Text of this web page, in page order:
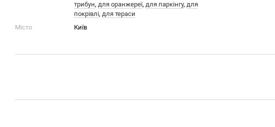
трибун, для оранжереї, для паркінгу, для
покрівлі, для тераси
Місто
Київ